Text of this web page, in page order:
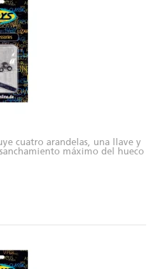
cuatro arandelas, una llave y
máximo del hueco